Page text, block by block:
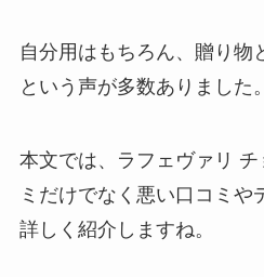
自分用はもちろん、贈り物
という声が多数ありました。
本文では、ラフェヴァリ
ミだけでなく悪い口コミや
詳しく紹介しますね。